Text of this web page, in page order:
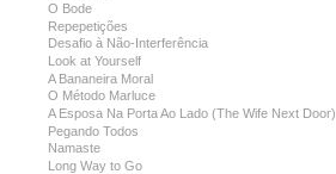
O Bode
Repepetições
Desafio à Não-Interferência
Look at Yourself
A Bananeira Moral
O Método Marluce
A Esposa Na Porta Ao Lado (The Wife Next Door)
Pegando Todos
Namaste
Long Way to Go